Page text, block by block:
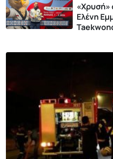
«Χρυσή»
Ελένη